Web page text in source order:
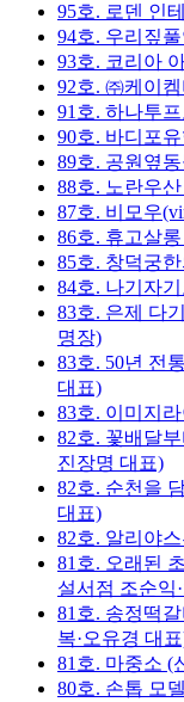
95호. 로덴 인
94호. 우리짚
93호. 코리아
92호. ㈜케이
91호. 하나투
90호. 바디포
89호. 공원옆
88호. 노란우
87호. 비모우
86호. 휴고살
85호. 창덕궁
84호. 나기자
83호. 은제 다
명장)
83호. 50년 전
대표)
83호. 이미지
82호. 꽃배달
진장명 대표)
82호. 순천을
대표)
82호. 알리야
81호. 오래된
설서점 조순익
81호. 송정떡
복·오유경 대
81호. 마중소 (
80호. 손톱 모